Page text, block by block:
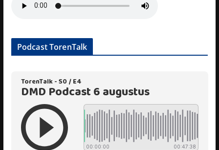
Podcast TorenTalk